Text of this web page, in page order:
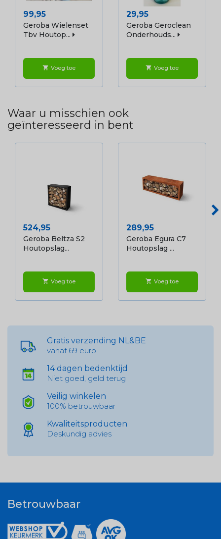
Prijs
99,95
Geroba Wielenset
Tbv Houtop...
shopping_cart Voeg toe
Prijs
29,95
Geroba Geroclean
Onderhouds...
shopping_cart Voeg toe
Waar u misschien ook
geïnteresseerd in bent
Prijs
524,95
Geroba Beltza S2
Houtopslag...
shopping_cart Voeg toe
Prijs
289,95
Geroba Egura C7
Houtopslag ...
shopping_cart Voeg toe
Gratis verzending NL&BE
vanaf 69 euro
14 dagen bedenktijd
Niet goed, geld terug
Veilig winkelen
100% betrouwbaar
Kwaliteitsproducten
Deskundig advies
Betrouwbaar